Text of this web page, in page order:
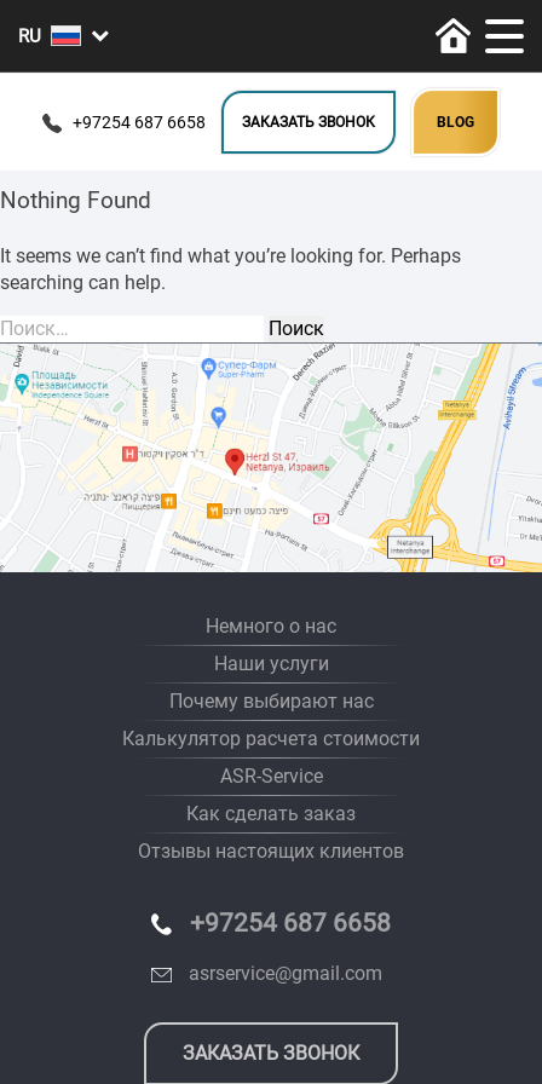
+97254 687 6658 ЗАКАЗАТЬ ЗВОНОК BLOG
Nothing Found
It seems we can’t find what you’re looking for. Perhaps
searching can help.
Найти:
Немного о нас
Наши услуги
Почему выбирают нас
Калькулятор расчета стоимости
ASR-Service
Как сделать заказ
Отзывы настоящих клиентов
+97254 687 6658
asrservice@gmail.com
ЗАКАЗАТЬ ЗВОНОК